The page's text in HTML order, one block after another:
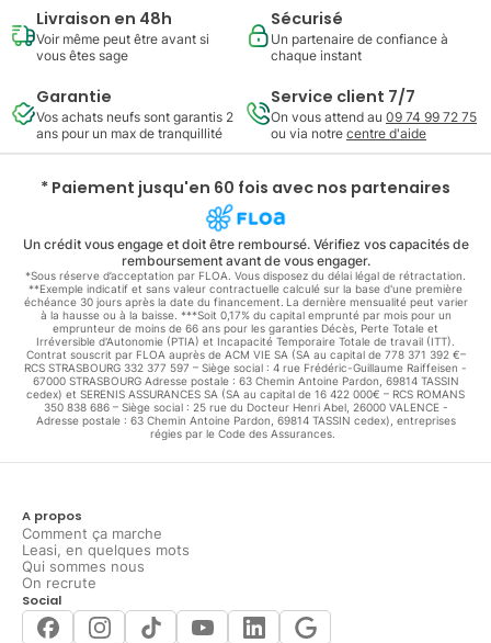
Livraison en 48h
Voir même peut être avant si
vous êtes sage
Sécurisé
Un partenaire de confiance à
chaque instant
Garantie
Vos achats neufs sont garantis 2
ans pour un max de tranquillité
Service client 7/7
On vous attend au 09 74 99 72 75
ou via notre centre d'aide
* Paiement jusqu'en 60 fois avec nos partenaires
Un crédit vous engage et doit être remboursé. Vérifiez vos capacités de
remboursement avant de vous engager.
*Sous réserve d’acceptation par FLOA. Vous disposez du délai légal de rétractation.
**Exemple indicatif et sans valeur contractuelle calculé sur la base d'une première
échéance 30 jours après la date du financement. La dernière mensualité peut varier
à la hausse ou à la baisse. ***Soit 0,17% du capital emprunté par mois pour un
emprunteur de moins de 66 ans pour les garanties Décès, Perte Totale et
Irréversible d'Autonomie (PTIA) et Incapacité Temporaire Totale de travail (ITT).
Contrat souscrit par FLOA auprès de ACM VIE SA (SA au capital de 778 371 392 €–
RCS STRASBOURG 332 377 597 – Siège social : 4 rue Frédéric-Guillaume Raiffeisen -
67000 STRASBOURG Adresse postale : 63 Chemin Antoine Pardon, 69814 TASSIN
cedex) et SERENIS ASSURANCES SA (SA au capital de 16 422 000€ – RCS ROMANS
350 838 686 – Siège social : 25 rue du Docteur Henri Abel, 26000 VALENCE -
Adresse postale : 63 Chemin Antoine Pardon, 69814 TASSIN cedex), entreprises
régies par le Code des Assurances.
A propos
Comment ça marche
Leasi, en quelques mots
Qui sommes nous
On recrute
Social